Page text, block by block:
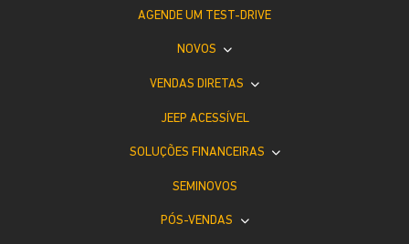
AGENDE UM TEST-DRIVE
NOVOS
VENDAS DIRETAS
JEEP ACESSÍVEL
SOLUÇÕES FINANCEIRAS
SEMINOVOS
PÓS-VENDAS